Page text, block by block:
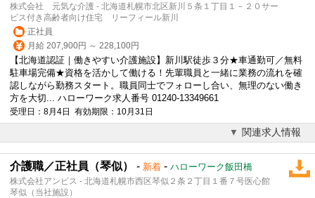
株式会社 元気な介護 - 北海道札幌市北区新川５条１丁目１－２０サー
ビス付き高齢者向け住宅 リーフィール新川
正社員
月給 207,900円 ～ 228,100円
【北海道認証｜働きやすい介護施設】新川駅徒歩３分★車通勤可／無料
駐車場完備★資格を活かして働ける！先輩職員と一緒に業務の流れを確
認しながら勤務スタート。職員同士でフォローし合い、無理のない働き
方を大切... ハローワーク求人番号 01240-13349661
受理日：8月4日 有効期限：10月31日
関連求人情報
介護職／正社員（琴似） - 新着 - ハローワーク飯田橋
株式会社アンビス - 北海道札幌市西区琴似２条２丁目１番７号医心館
琴似（当社施設）